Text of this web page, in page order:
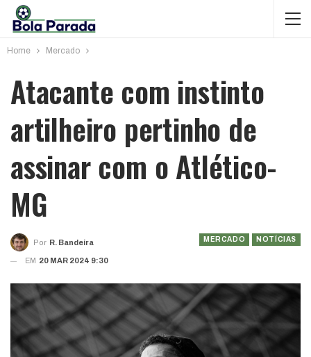
Home Mercado
Atacante com instinto
artilheiro pertinho de
assinar com o Atlético-
MG
MERCADO NOTÍCIAS
Por R. Bandeira
EM 20 MAR 2024 9:30